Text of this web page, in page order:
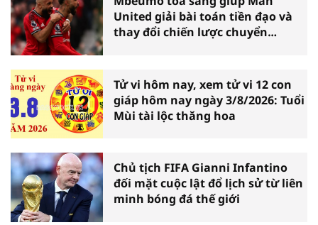
United giải bài toán tiền đạo và
thay đổi chiến lược chuyển
Tử vi hôm nay, xem tử vi 12 con
giáp hôm nay ngày 3/8/2026: Tuổi
Mùi tài lộc thăng hoa
Chủ tịch FIFA Gianni Infantino
đối mặt cuộc lật đổ lịch sử từ liên
minh bóng đá thế giới